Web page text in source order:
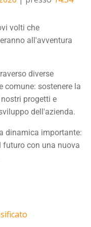
volti che
all'avventura
diverse
comune: sostenere la
progetti e
dell'azienda.
dinamica importante:
futuro con una nuova